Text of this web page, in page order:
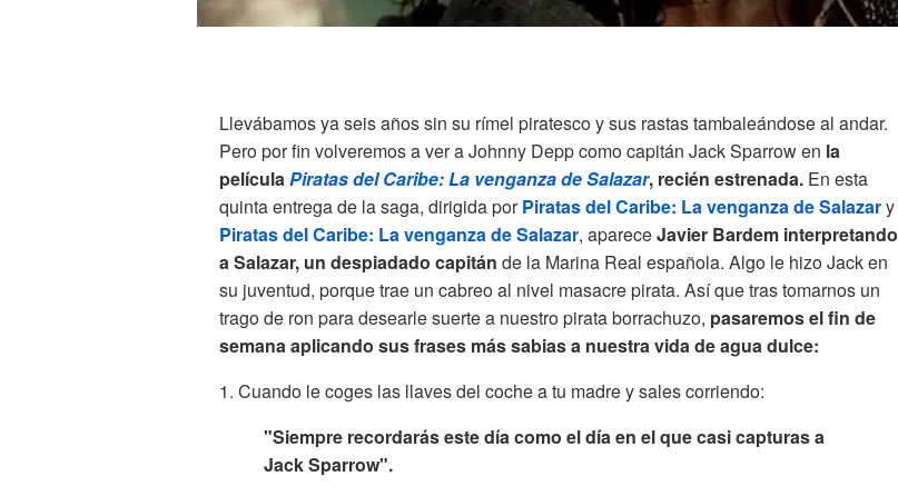
Llevábamos ya seis años sin su rímel piratesco y sus rastas tambaleándose al andar.
Pero por fin volveremos a ver a Johnny Depp como capitán Jack Sparrow en la
películaPiratas del Caribe: La venganza de Salazar, recién estrenada. En esta
quinta entrega de la saga, dirigida porPiratas del Caribe: La venganza de Salazary
Piratas del Caribe: La venganza de Salazar, apareceJavier Bardem interpretando
a Salazar, un despiadado capitán de la Marina Real española. Algo le hizo Jack en
su juventud, porque trae un cabreo al nivel masacre pirata. Así que tras tomarnos un
trago de ron para desearle suerte a nuestro pirata borrachuzo, pasaremos el fin de
semana aplicando sus frases más sabias a nuestra vida de agua dulce:
1. Cuando le coges las llaves del coche a tu madre y sales corriendo:
"Siempre recordarás este día como el día en el que casi capturas a
Jack Sparrow".